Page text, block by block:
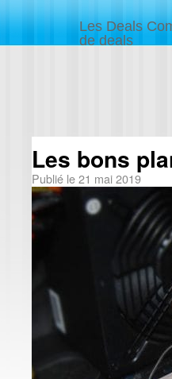
Les Deals
de deals
Les bons
Publié le21 mai 2019